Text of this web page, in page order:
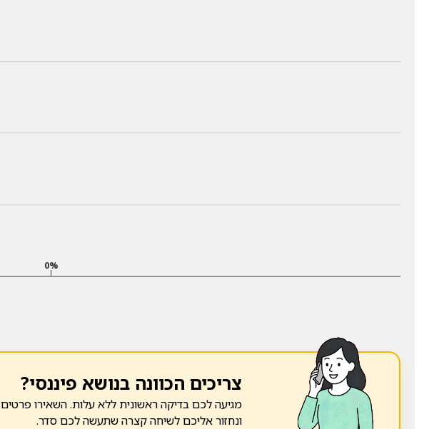
0%
צריכים הכוונה בנושא פיננסי?
מגיעה לכם בדיקה ראשונית ללא עלות. השאירו פרטים
ונחזור אליכם לשיחה קצרה שתעשה לכם סדר.